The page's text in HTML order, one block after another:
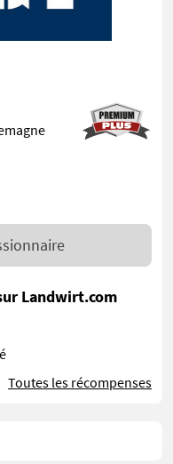
Landwirt.com
Toutes les récompenses